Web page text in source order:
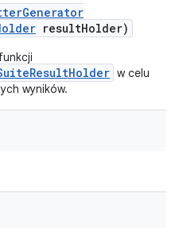
Generator
resultHolder)
w celu
wyników.